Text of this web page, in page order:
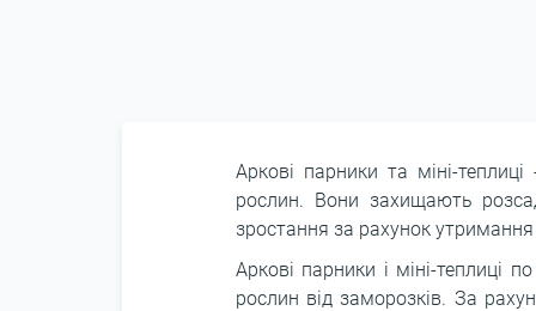
Аркові парники та міні-
рослин. Вони захищають
зростання за рахунок
Аркові парники і міні-
рослин від заморозків. За